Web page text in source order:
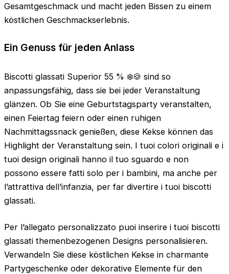
Gesamtgeschmack und macht jeden Bissen zu einem
köstlichen Geschmackserlebnis.
Ein Genuss für jeden Anlass
Biscotti glassati Superior 55 % ❄️🍪 sind so
anpassungsfähig, dass sie bei jeder Veranstaltung
glänzen. Ob Sie eine Geburtstagsparty veranstalten,
einen Feiertag feiern oder einen ruhigen
Nachmittagssnack genießen, diese Kekse können das
Highlight der Veranstaltung sein. I tuoi colori originali e i
tuoi design originali hanno il tuo sguardo e non
possono essere fatti solo per i bambini, ma anche per
l’attrattiva dell’infanzia, per far divertire i tuoi biscotti
glassati.
Per l’allegato personalizzato puoi inserire i tuoi biscotti
glassati themenbezogenen Designs personalisieren.
Verwandeln Sie diese köstlichen Kekse in charmante
Partygeschenke oder dekorative Elemente für den